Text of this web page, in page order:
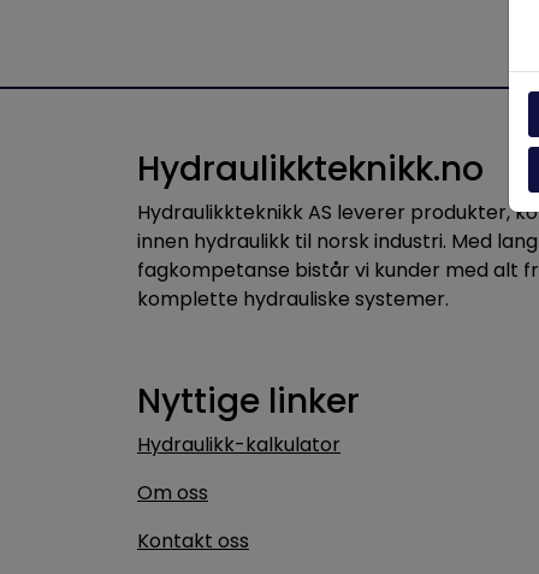
Hydraulikkteknikk.no
Hydraulikkteknikk AS leverer produkter,
innen hydraulikk til norsk industri. Med
fagkompetanse bistår vi kunder med alt
komplette hydrauliske systemer.
Nyttige linker
Hydraulikk-kalkulator
Om oss
Kontakt oss